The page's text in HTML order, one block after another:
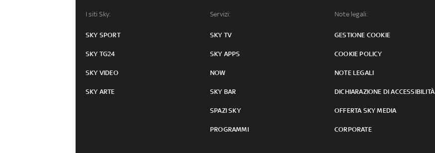
I siti Sky:
SKY SPORT
SKY TG24
SKY VIDEO
SKY ARTE
Servizi:
SKY TV
SKY APPS
NOW
SKY BAR
SPAZI SKY
PROGRAMMI
Note legali:
GESTIONE COOKIE
COOKIE POLICY
NOTE LEGALI
DICHIARAZIONE DI ACCESSIBILITÀ
OFFERTA SKY MEDIA
CORPORATE